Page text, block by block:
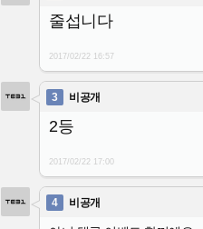
줄섭니다
2017/02/22 16:57
3 비공개
2등
2017/02/22 17:00
4 비공개